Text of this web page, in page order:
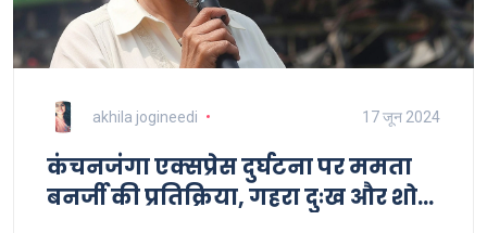
akhila jogineedi 17 जून 2024
कंचनजंगा एक्सप्रेस दुर्घटना पर ममता
बनर्जी की प्रतिक्रिया, गहरा दुःख और शोक